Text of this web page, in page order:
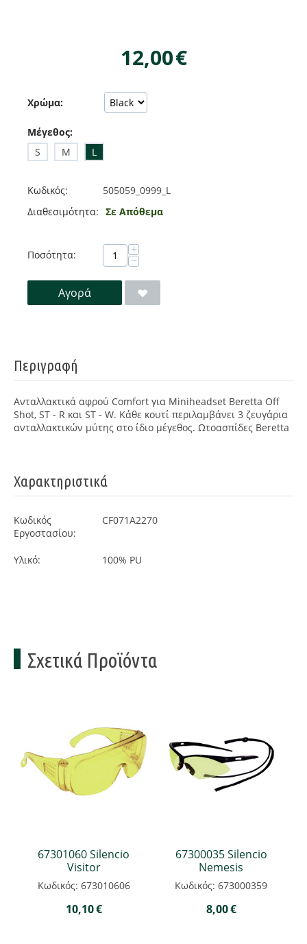
12,00€
Χρώμα:
Μέγεθος:
S
M L
Κωδικός:
505059_0999_L
Διαθεσιμότητα: Σε Απόθεμα
Ποσότητα: +
−
Αγορά
Περιγραφή
Ανταλλακτικά αφρού Comfort για Miniheadset Beretta Off
Shot, ST - R και ST - W. Κάθε κουτί περιλαμβάνει 3 ζευγάρια
ανταλλακτικών μύτης στο ίδιο μέγεθος. Ωτοασπίδες Beretta
Χαρακτηριστικά
Κωδικός
Εργοστασίου:
CF071A2270
Υλικό: 100% PU
Σχετικά Προϊόντα
67301060 Silencio
Visitor
Κωδικός: 673010606
10,10€
67300035 Silencio
Nemesis
Κωδικός: 673000359
8,00€